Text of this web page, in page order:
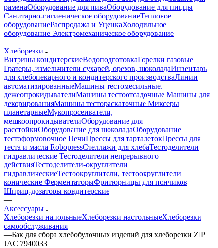
раменаОборудование для пиваОборудование для пиццы
Санитарно-гигиеническое оборудованиеТепловое
оборудованиеРаспродажа и УценкаХолодильное
оборудование Электромеханическое оборудование
—
Хлеборезки
Витрины кондитерскиеВодоподготовкаГорелки газовые
Гратеры, измельчители сухарей, орехов, шоколадаИнвентарь
для хлебопекарного и кондитерского производстваЛинии
автоматизированныеМашины тестомесильные,
дежеопрокидывателиМашины тестоотсадочные Машины для
декорированияМашины тестораскаточные Миксеры
планетарныеМукопросеиватели,
мешкоопрокидывателиОборудование для
расстойкиОборудование для шоколадаОборудование
тестоформовочное ПечиПрессы для тарталетокПрессы для
теста и масла RobopressСтеллажи для хлебаТестоделители
гидравлические Тестоделители непрерывного
действияТестоделители-округлители
гидравлическиеТестоокруглители, тестоокруглители
конические ФерментаторыФритюрницы для пончиков
Шприц-дозаторы кондитерские
—
Аксессуары
Хлеборезки напольныеХлеборезки настольныеХлеборезки
самообслуживания
—Бак для сбора хлебобулочных изделий для хлеборезки ZIP
JAC 7940033